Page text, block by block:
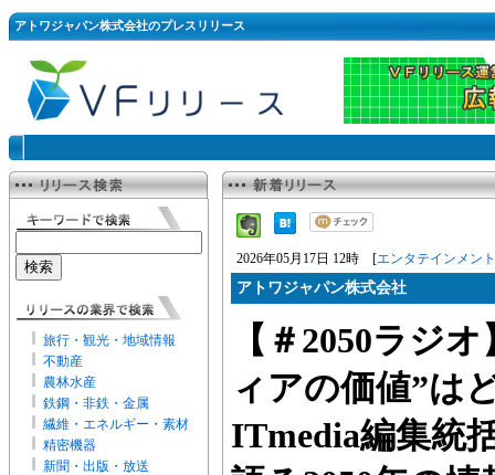
アトワジャパン株式会社のプレスリリース
旅行・観光・地域情報
不動産
農林水産
鉄鋼・非鉄・金属
繊維・エネルギー・素材
精密機器
新聞・出版・放送
2026年05月17日 12時 [エンタテインメン
アトワジャパン株式会社
【＃2050ラジ
ィアの価値”は
ITmedia編集統